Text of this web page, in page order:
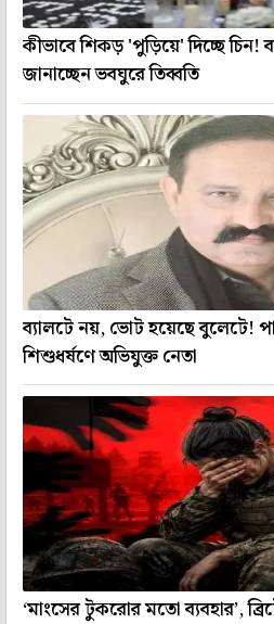
কীভাবে শিকড় 'পুড়িয়ে' দিচ্ছে চিন!
জানাচ্ছেন ভবঘুরে তিব্বতি
ব্যালটে নয়, ভোট হয়েছে বুলেটে!
শিশুধর্ষণে অভিযুক্ত নেতা
‘মাংসের টুকরোর মতো ব্যবহার’,